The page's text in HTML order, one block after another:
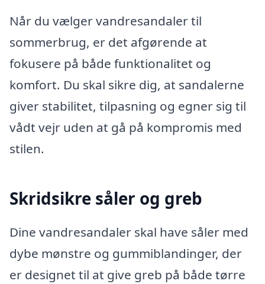
Når du vælger vandresandaler til
sommerbrug, er det afgørende at
fokusere på både funktionalitet og
komfort. Du skal sikre dig, at sandalerne
giver stabilitet, tilpasning og egner sig til
vådt vejr uden at gå på kompromis med
stilen.
Skridsikre såler og greb
Dine vandresandaler skal have såler med
dybe mønstre og gummiblandinger, der
er designet til at give greb på både tørre